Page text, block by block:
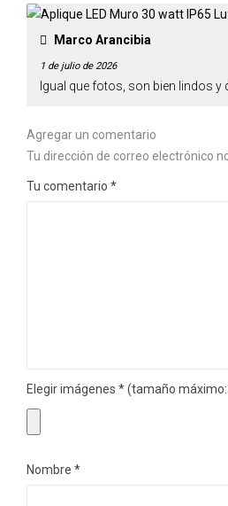
Marco Arancibia
1 de julio de 2026
Igual que fotos, son bien lindos y
Agregar un comentario
Tu dirección de correo electrónico
Tu comentario *
Elegir imágenes *(tamaño
Nombre *